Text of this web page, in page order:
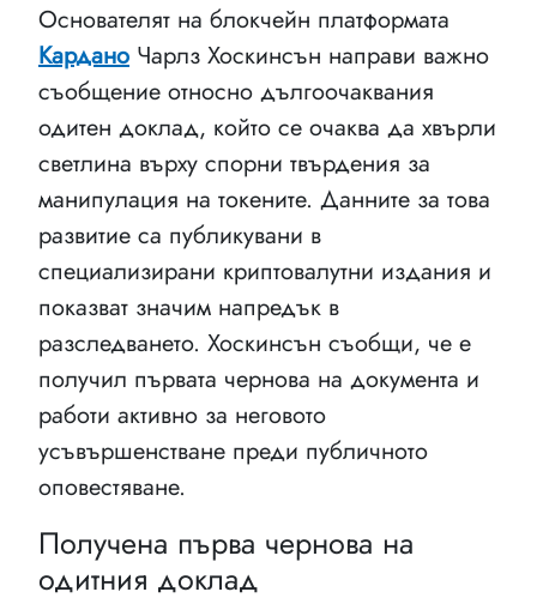
Основателят на блокчейн платформата
Кардано Чарлз Хоскинсън направи важно
съобщение относно дългоочаквания
одитен доклад, който се очаква да хвърли
светлина върху спорни твърдения за
манипулация на токените. Данните за това
развитие са публикувани в
специализирани криптовалутни издания и
показват значим напредък в
разследването. Хоскинсън съобщи, че е
получил първата чернова на документа и
работи активно за неговото
усъвършенстване преди публичното
оповестяване.
Получена първа чернова на
одитния доклад